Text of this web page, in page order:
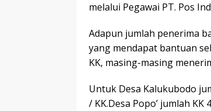
melalui Pegawai PT. Pos
Adapun jumlah penerima
yang mendapat bantuan
KK, masing-masing
Untuk Desa Kalukubodo
/ KK.Desa Popo’ jumlah